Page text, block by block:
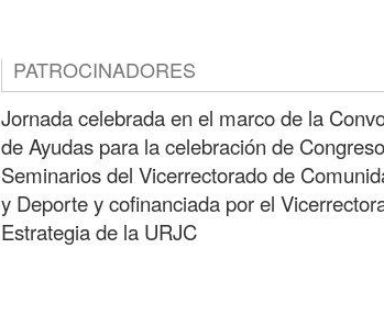
PATROCINADORES
Jornada celebrada en el marco de la
de Ayudas para la celebración de
Seminarios del Vicerrectorado de
y Deporte y cofinanciada por el
Estrategia de la URJC